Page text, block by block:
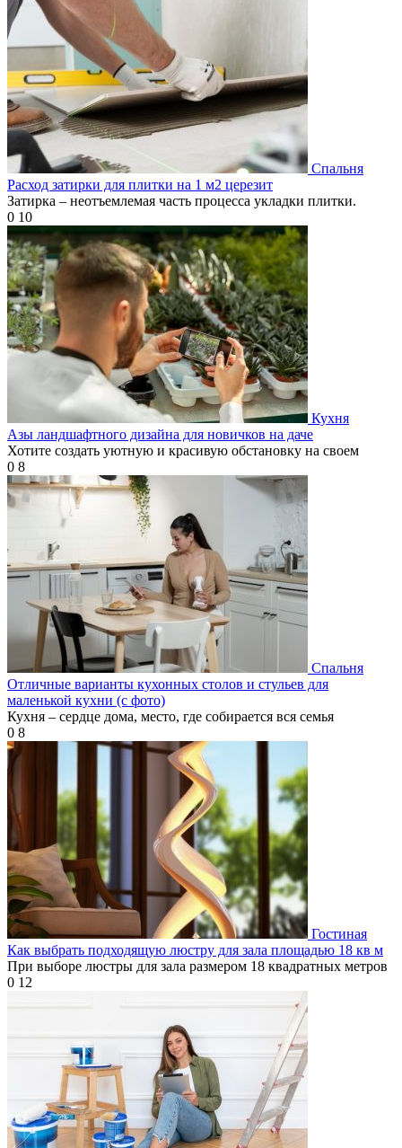
Спальня
Расход затирки для плитки на 1 м2 церезит
Затирка – неотъемлемая часть процесса укладки плитки.
0 10
Кухня
Азы ландшафтного дизайна для новичков на даче
Хотите создать уютную и красивую обстановку на своем
0 8
Спальня
Отличные варианты кухонных столов и стульев для
маленькой кухни (с фото)
Кухня – сердце дома, место, где собирается вся семья
0 8
Гостиная
Как выбрать подходящую люстру для зала площадью 18 кв м
При выборе люстры для зала размером 18 квадратных метров
0 12